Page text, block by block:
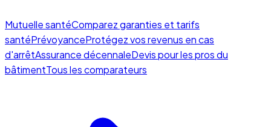
Mutuelle santéComparez garanties et tarifs
santéPrévoyanceProtégez vos revenus en cas
d'arrêtAssurance décennaleDevis pour les pros du
bâtimentTous les comparateurs